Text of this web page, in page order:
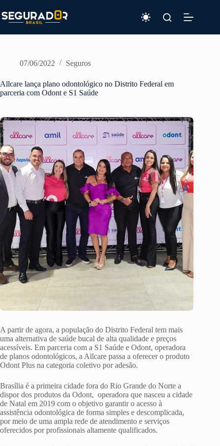
para
o
07/06/2022 Seguros
Allcare lança plano odontológico no Distrito Federal em
parceria com Odont e S1 Saúde
A partir de agora, a população do Distrito Federal tem mais
uma alternativa de saúde bucal de alta qualidade e preços
acessíveis. Em parceria com a S1 Saúde e Odont, operadora
de planos odontológicos, a Allcare passa a oferecer o produto
Odont Plus na categoria coletivo por adesão.
Brasília é a primeira cidade fora do Rio Grande do Norte a
dispor dos produtos da Odont, operadora que nasceu a cidade
de Natal em 2019 com o objetivo garantir o acesso à
assistência odontológica de forma simples e descomplicada,
por meio de uma ampla rede de atendimento e serviços
oferecidos por profissionais altamente qualificados.